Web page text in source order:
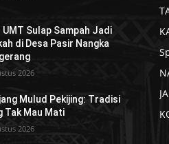
UMT Sulap Sampah Jadi
di Desa Pasir Nangka
2026
Mulud Pekijing: Tradisi
Tak Mau Mati
2026